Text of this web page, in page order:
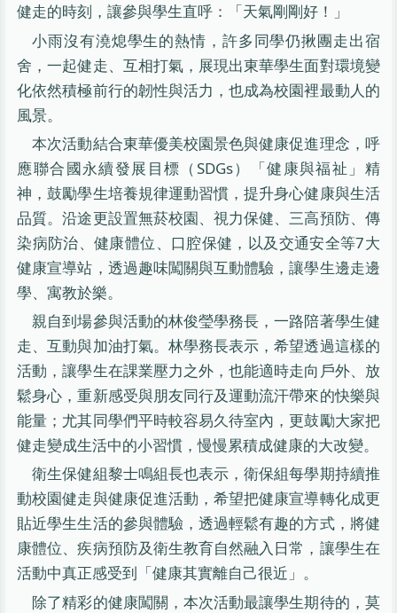
健走的時刻，讓參與學生直呼：「天氣剛剛好！」
小雨沒有澆熄學生的熱情，許多同學仍揪團走出宿
舍，一起健走、互相打氣，展現出東華學生面對環境變
化依然積極前行的韌性與活力，也成為校園裡最動人的
風景。
本次活動結合東華優美校園景色與健康促進理念，呼
應聯合國永續發展目標（SDGs）「健康與福祉」精
神，鼓勵學生培養規律運動習慣，提升身心健康與生活
品質。沿途更設置無菸校園、視力保健、三高預防、傳
染病防治、健康體位、口腔保健，以及交通安全等7大
健康宣導站，透過趣味闖關與互動體驗，讓學生邊走邊
學、寓教於樂。
親自到場參與活動的林俊瑩學務長，一路陪著學生健
走、互動與加油打氣。林學務長表示，希望透過這樣的
活動，讓學生在課業壓力之外，也能適時走向戶外、放
鬆身心，重新感受與朋友同行及運動流汗帶來的快樂與
能量；尤其同學們平時較容易久待室內，更鼓勵大家把
健走變成生活中的小習慣，慢慢累積成健康的大改變。
衛生保健組黎士鳴組長也表示，衛保組每學期持續推
動校園健走與健康促進活動，希望把健康宣導轉化成更
貼近學生生活的參與體驗，透過輕鬆有趣的方式，將健
康體位、疾病預防及衛生教育自然融入日常，讓學生在
活動中真正感受到「健康其實離自己很近」。
除了精彩的健康闖關，本次活動最讓學生期待的，莫